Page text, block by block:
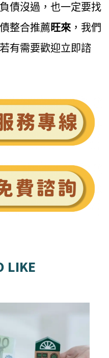
債沒過，也一定要找
整合推薦旺來，我們
有需要歡迎立即諮
LIKE